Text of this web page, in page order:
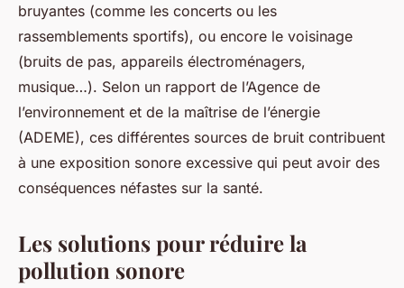
bruyantes (comme les concerts ou les
rassemblements sportifs), ou encore le voisinage
(bruits de pas, appareils électroménagers,
musique…). Selon un rapport de l’Agence de
l’environnement et de la maîtrise de l’énergie
(ADEME), ces différentes sources de bruit contribuent
à une exposition sonore excessive qui peut avoir des
conséquences néfastes sur la santé.
Les solutions pour réduire la
pollution sonore